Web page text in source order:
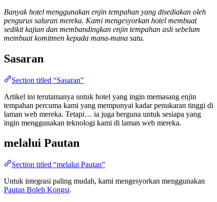
Banyak hotel menggunakan enjin tempahan yang disediakan oleh
pengurus saluran mereka. Kami mengesyorkan hotel membuat
sedikit kajian dan membandingkan enjin tempahan asli sebelum
membuat komitmen kepada mana-mana satu.
Sasaran
Section titled “Sasaran”
Artikel ini terutamanya untuk hotel yang ingin memasang enjin
tempahan percuma kami yang mempunyai kadar penukaran tinggi di
laman web mereka. Tetapi… ia juga berguna untuk sesiapa yang
ingin menggunakan teknologi kami di laman web mereka.
melalui Pautan
Section titled “melalui Pautan”
Untuk integrasi paling mudah, kami mengesyorkan menggunakan
Pautan Boleh Kongsi.